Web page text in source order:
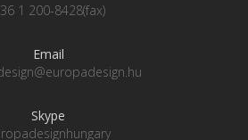
1 200-8428(fax)
Email
Skype